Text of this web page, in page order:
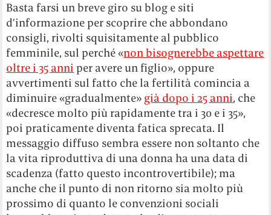
Basta farsi un breve giro su blog e siti
d’informazione per scoprire che abbondano
consigli, rivolti squisitamente al pubblico
femminile, sul perché «non bisognerebbe aspettare
oltre i 35 anni per avere un figlio», oppure
avvertimenti sul fatto che la fertilità comincia a
diminuire «gradualmente» già dopo i 25 anni, che
«decresce molto più rapidamente tra i 30 e i 35»,
poi praticamente diventa fatica sprecata. Il
messaggio diffuso sembra essere non soltanto che
la vita riproduttiva di una donna ha una data di
scadenza (fatto questo incontrovertibile); ma
anche che il punto di non ritorno sia molto più
prossimo di quanto le convenzioni sociali